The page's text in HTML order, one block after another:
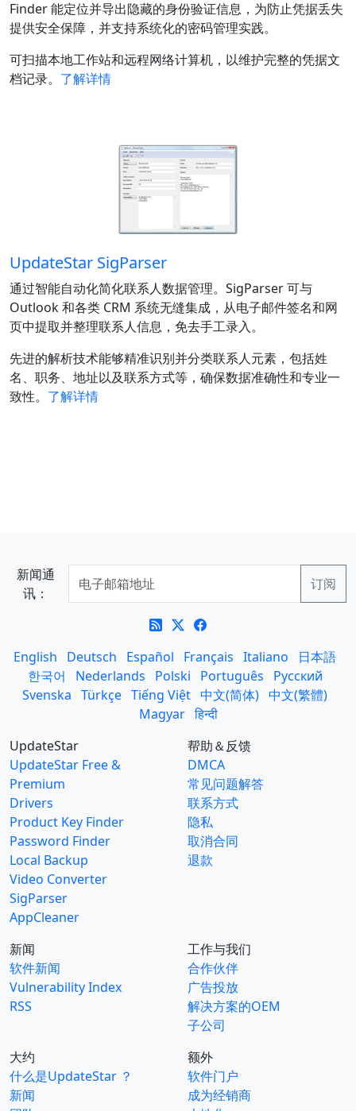
Finder 能定位并导出隐藏的身份验证信息，为防止凭据丢失
提供安全保障，并支持系统化的密码管理实践。
可扫描本地工作站和远程网络计算机，以维护完整的凭据文
档记录。 了解详情
UpdateStar SigParser
通过智能自动化简化联系人数据管理。SigParser 可与
Outlook 和各类 CRM 系统无缝集成，从电子邮件签名和网
页中提取并整理联系人信息，免去手工录入。
先进的解析技术能够精准识别并分类联系人元素，包括姓
名、职务、地址以及联系方式等，确保数据准确性和专业一
致性。 了解详情
新闻通
讯：
English Deutsch Español Français Italiano
日本語
한국어
Nederlands Polski Português
Русский
Svenska Türkçe Tiếng Việt 中文(简体) 中文(繁體)
Magyar हिन्दी
UpdateStar
UpdateStar Free &
Premium
Drivers
Product Key Finder
Password Finder
Local Backup
Video Converter
SigParser
AppCleaner
帮助＆反馈
DMCA
常见问题解答
联系方式
隐私
取消合同
退款
新闻
软件新闻
Vulnerability Index
RSS
工作与我们
合作伙伴
广告投放
解决方案的OEM
子公司
大约
什么是UpdateStar ？
新闻
额外
软件门户
成为经销商